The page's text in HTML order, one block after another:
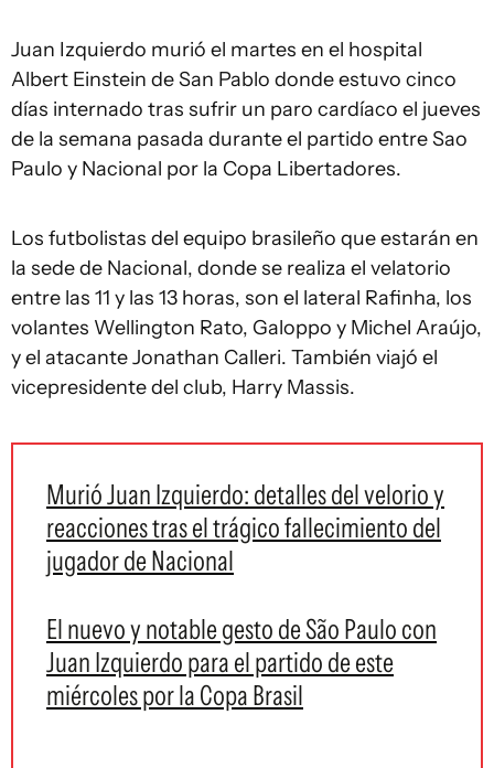
Juan Izquierdo murió el martes en el hospital
Albert Einstein de San Pablo donde estuvo cinco
días internado tras sufrir un paro cardíaco el jueves
de la semana pasada durante el partido entre Sao
Paulo y Nacional por la Copa Libertadores.
Los futbolistas del equipo brasileño que estarán en
la sede de Nacional, donde se realiza el velatorio
entre las 11 y las 13 horas, son el lateral Rafinha, los
volantes Wellington Rato, Galoppo y Michel Araújo,
y el atacante Jonathan Calleri. También viajó el
vicepresidente del club, Harry Massis.
Murió Juan Izquierdo: detalles del velorio y
reacciones tras el trágico fallecimiento del
jugador de Nacional
El nuevo y notable gesto de São Paulo con
Juan Izquierdo para el partido de este
miércoles por la Copa Brasil